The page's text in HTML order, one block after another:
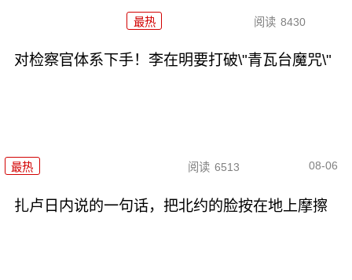
最热 阅读 8430
对检察官体系下手！李在明要打破\"青瓦台魔咒\"
最热 阅读 6513 08-06
扎卢日内说的一句话，把北约的脸按在地上摩擦